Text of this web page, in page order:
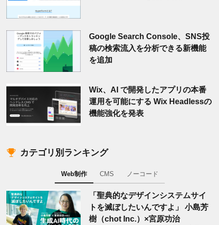
Google Search Console、SNS投
稿の検索流入を分析できる新機能
を追加
Wix、AI で開発したアプリの本番
運用を可能にする Wix Headlessの
機能強化を発表
カテゴリ別ランキング
Web制作 CMS ノーコード
「聖典的なデザインシステムサイ
トを滅ぼしたいんですよ」 小島芳
樹（chot Inc.）×宮原功治